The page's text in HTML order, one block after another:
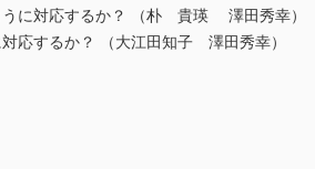
うに対応するか？ （朴 貴瑛 澤田秀幸）
応するか？ （大江田知子 澤田秀幸）